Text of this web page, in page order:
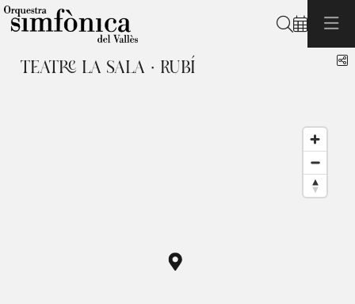
Buscar
TEATRE LA SALA · RUBÍ